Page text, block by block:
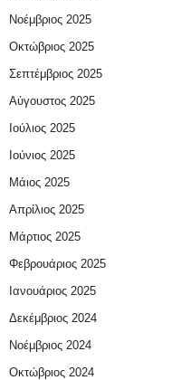
Νοέμβριος 2025
Οκτώβριος 2025
Σεπτέμβριος 2025
Αύγουστος 2025
Ιούλιος 2025
Ιούνιος 2025
Μάιος 2025
Απρίλιος 2025
Μάρτιος 2025
Φεβρουάριος 2025
Ιανουάριος 2025
Δεκέμβριος 2024
Νοέμβριος 2024
Οκτώβριος 2024